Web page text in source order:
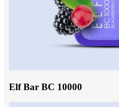
Elf Bar BC 10000